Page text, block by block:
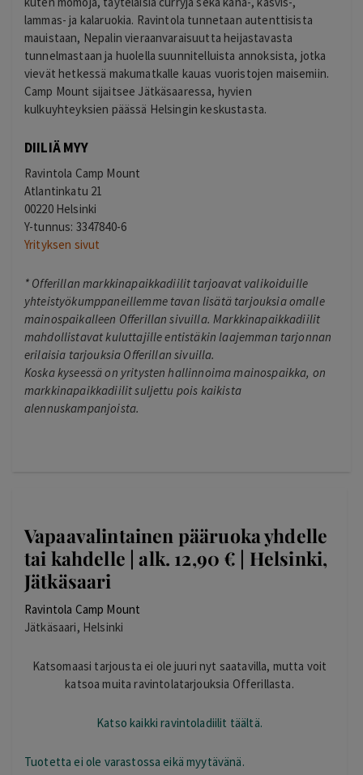
lammas- ja kalaruokia. Ravintola tunnetaan autenttisista
mauistaan, Nepalin vieraanvaraisuutta heijastavasta
tunnelmastaan ja huolella suunnitelluista annoksista, jotka
vievät hetkessä makumatkalle kauas vuoristojen maisemiin.
Camp Mount sijaitsee Jätkäsaaressa, hyvien
kulkuyhteyksien päässä Helsingin keskustasta.
DIILIÄ MYY
Ravintola Camp Mount
Atlantinkatu 21
00220 Helsinki
Y-tunnus: 3347840-6
Yrityksen sivut
* Offerillan markkinapaikkadiilit tarjoavat valikoiduille
yhteistyökumppaneillemme tavan lisätä tarjouksia omalle
mainospaikalleen Offerillan sivuilla. Markkinapaikkadiilit
mahdollistavat kuluttajille entistäkin laajemman tarjonnan
erilaisia tarjouksia Offerillan sivuilla.
Koska kyseessä on yritysten hallinnoima mainospaikka, on
markkinapaikkadiilit suljettu pois kaikista
alennuskampanjoista.
Vapaavalintainen pääruoka yhdelle
tai kahdelle | alk. 12,90 € | Helsinki,
Jätkäsaari
Ravintola Camp Mount
Jätkäsaari, Helsinki
Katsomaasi tarjousta ei ole juuri nyt saatavilla, mutta voit
katsoa muita ravintolatarjouksia Offerillasta.
Katso kaikki ravintoladiilit täältä.
Tuotetta ei ole varastossa eikä myytävänä.